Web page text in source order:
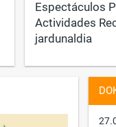
Espectáculos
Actividades
jardunaldia